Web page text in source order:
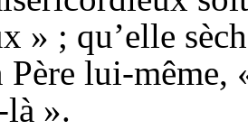
» ; qu’elle
Père lui-même,
là ».